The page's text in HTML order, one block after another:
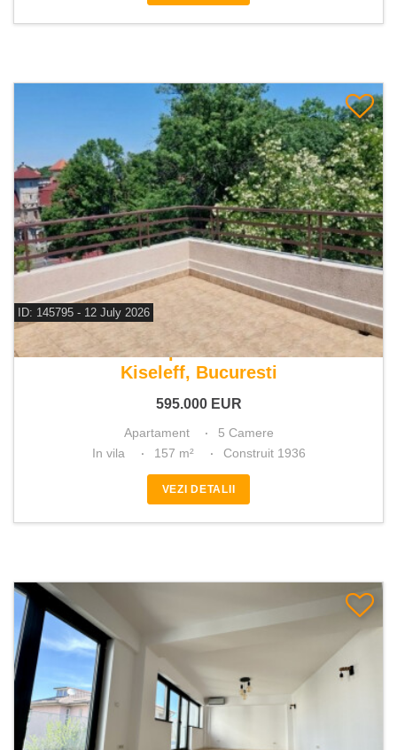
ID: 145795 - 12 July 2026
De vanzare apartament 5 camere
Kiseleff, Bucuresti
595.000 EUR
Apartament
5 Camere
In vila
157 m² Construit 1936
VEZI DETALII